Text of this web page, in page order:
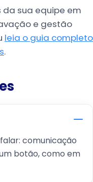
da sua equipe em
e gestão
leia o guia completo
.
comunicação
botão, como em